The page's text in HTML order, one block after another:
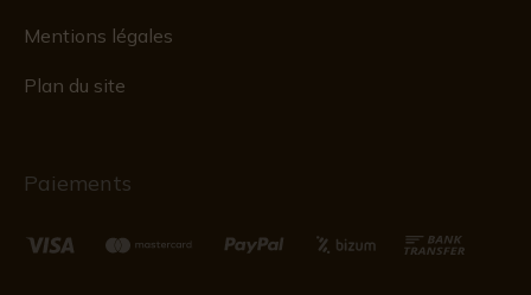
Mentions légales
Plan du site
Paiements